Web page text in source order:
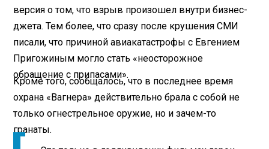
версия о том, что взрыв произошел внутри бизнес-
джета. Тем более, что сразу после крушения СМИ
писали, что причиной авиакатастрофы с Евгением
Пригожиным могло стать «неосторожное
обращение с припасами».
Кроме того, сообщалось, что в последнее время
охрана «Вагнера» действительно брала с собой не
только огнестрельное оружие, но и зачем-то
гранаты.